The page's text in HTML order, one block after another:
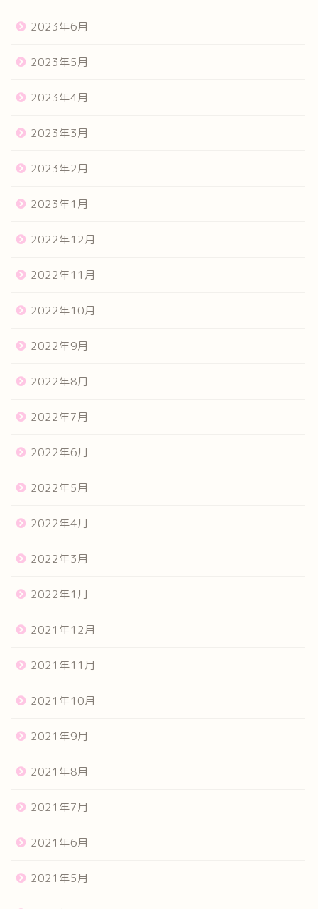
2023年6月
2023年5月
2023年4月
2023年3月
2023年2月
2023年1月
2022年12月
2022年11月
2022年10月
2022年9月
2022年8月
2022年7月
2022年6月
2022年5月
2022年4月
2022年3月
2022年1月
2021年12月
2021年11月
2021年10月
2021年9月
2021年8月
2021年7月
2021年6月
2021年5月